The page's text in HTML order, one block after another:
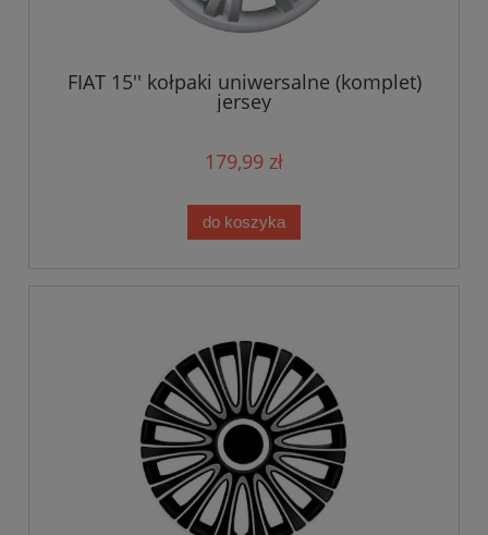
FIAT 15'' kołpaki uniwersalne (komplet)
jersey
179,99 zł
do koszyka